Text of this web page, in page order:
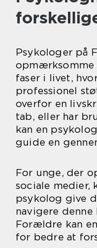
Psykologer på
opmærksomme
faser i livet,
professionel
overfor en
tab, eller har
kan en
guide en
For unge, der
sociale medier,
psykolog give
navigere
Forældre kan
for bedre at